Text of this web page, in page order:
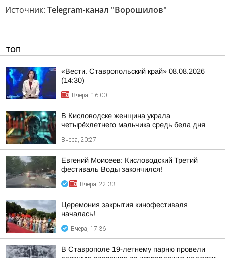
Источник: Telegram-канал "Ворошилов"
ТОП
«Вести. Ставропольский край» 08.08.2026
(14:30)
Вчера, 16:00
В Кисловодске женщина украла
четырёхлетнего мальчика средь бела дня
Вчера, 20:27
Евгений Моисеев: Кисловодский Третий
фестиваль Воды закончился!
Вчера, 22:33
Церемония закрытия кинофестиваля
началась!
Вчера, 17:36
В Ставрополе 19-летнему парню провели